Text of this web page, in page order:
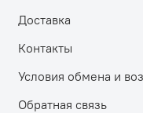
Доставка
Контакты
Условия обмена и
Обратная связь